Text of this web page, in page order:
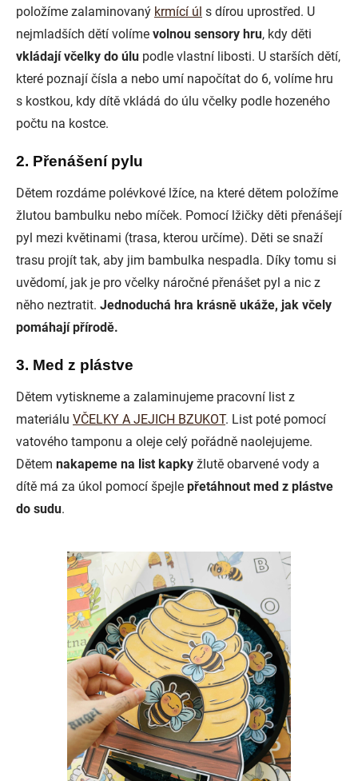
položíme zalaminovaný krmící úl s dírou uprostřed. U
nejmladších dětí volíme volnou sensory hru, kdy děti
vkládají včelky do úlu podle vlastní libosti. U starších dětí,
které poznají čísla a nebo umí napočítat do 6, volíme hru
s kostkou, kdy dítě vkládá do úlu včelky podle hozeného
počtu na kostce.
2. Přenášení pylu
Dětem rozdáme polévkové lžíce, na které dětem položíme
žlutou bambulku nebo míček. Pomocí lžičky děti přenášejí
pyl mezi květinami (trasa, kterou určíme). Děti se snaží
trasu projít tak, aby jim bambulka nespadla. Díky tomu si
uvědomí, jak je pro včelky náročné přenášet pyl a nic z
něho neztratit. Jednoduchá hra krásně ukáže, jak včely
pomáhají přírodě.
3. Med z plástve
Dětem vytiskneme a zalaminujeme pracovní list z
materiálu VČELKY A JEJICH BZUKOT. List poté pomocí
vatového tamponu a oleje celý pořádně naolejujeme.
Dětem nakapeme na list kapky žlutě obarvené vody a
dítě má za úkol pomocí špejle přetáhnout med z plástve
do sudu.